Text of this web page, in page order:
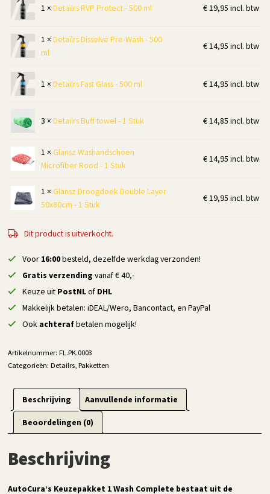
1 ×Detailrs RVP Protect - 500 ml €19,95 incl. btw
1 ×Detailrs Dissolve Pre-Wash - 500
ml
€14,95 incl. btw
1 ×Detailrs Fast Glass - 500 ml €14,95 incl. btw
3 ×Detailrs Buff towel - 1 Stuk €14,85 incl. btw
1 ×Glansz Washandschoen
Microfiber Rood - 1 Stuk
€14,95 incl. btw
1 ×Glansz Droogdoek Double Layer
50x80cm - 1 Stuk
€19,95 incl. btw
Dit product is uitverkocht.
Voor 16:00besteld, dezelfde werkdag verzonden!
Gratis verzending vanaf € 40,-
Keuze uit PostNLof DHL
Makkelijk betalen: iDEAL/Wero, Bancontact, en PayPal
Ook achterafbetalen mogelijk!
Artikelnummer:FL.PK.0003
Categorieën:Detailrs ,Pakketten
Beschrijving Aanvullende informatie
Beoordelingen (0)
Beschrijving
AutoCura’s Keuzepakket 1 Wash Complete bestaat uit de